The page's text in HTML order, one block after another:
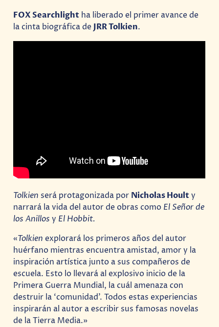
FOX Searchlight ha liberado el primer avance de
la cinta biográfica de JRR Tolkien.
Tolkien será protagonizada por Nicholas Houlty
narrará la vida del autor de obras como El Señor de
los Anillos y El Hobbit.
«Tolkien explorará los primeros años del autor
huérfano mientras encuentra amistad, amor y la
inspiración artística junto a sus compañeros de
escuela. Esto lo llevará al explosivo inicio de la
Primera Guerra Mundial, la cuál amenaza con
destruir la ‘comunidad’. Todos estas experiencias
inspirarán al autor a escribir sus famosas novelas
de la Tierra Media.»